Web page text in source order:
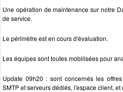
Une opération de maintenance sur notre
de service.
Le périmètre est en cours d'évaluation.
Les équipes sont toutes mobilisées pour
Update 09h20 : sont concernés les
SMTP et serveurs dédiés, l'espace client,